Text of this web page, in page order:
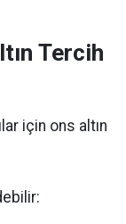
Tercih
için ons altın